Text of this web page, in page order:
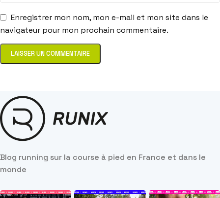
Enregistrer mon nom, mon e-mail et mon site dans le
navigateur pour mon prochain commentaire.
Blog running sur la course à pied en France et dans le
monde